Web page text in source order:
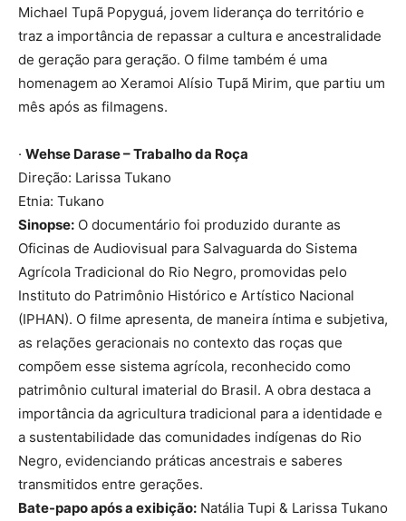
Michael Tupã Popyguá, jovem liderança do território e
traz a importância de repassar a cultura e ancestralidade
de geração para geração. O filme também é uma
homenagem ao Xeramoi Alísio Tupã Mirim, que partiu um
mês após as filmagens.
· Wehse Darase – Trabalho da Roça
Direção: Larissa Tukano
Etnia: Tukano
Sinopse: O documentário foi produzido durante as
Oficinas de Audiovisual para Salvaguarda do Sistema
Agrícola Tradicional do Rio Negro, promovidas pelo
Instituto do Patrimônio Histórico e Artístico Nacional
(IPHAN). O filme apresenta, de maneira íntima e subjetiva,
as relações geracionais no contexto das roças que
compõem esse sistema agrícola, reconhecido como
patrimônio cultural imaterial do Brasil. A obra destaca a
importância da agricultura tradicional para a identidade e
a sustentabilidade das comunidades indígenas do Rio
Negro, evidenciando práticas ancestrais e saberes
transmitidos entre gerações.
Bate-papo após a exibição: Natália Tupi & Larissa Tukano